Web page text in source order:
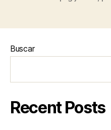
Buscar
Recent Posts